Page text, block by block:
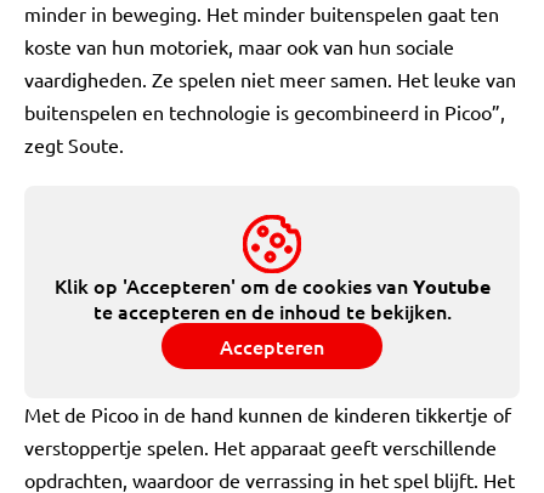
minder in beweging. Het minder buitenspelen gaat ten
koste van hun motoriek, maar ook van hun sociale
vaardigheden. Ze spelen niet meer samen. Het leuke van
buitenspelen en technologie is gecombineerd in Picoo”,
zegt Soute.
Klik op 'Accepteren' om de cookies vanYoutube
te accepteren en de inhoud te bekijken.
Accepteren
Met de Picoo in de hand kunnen de kinderen tikkertje of
verstoppertje spelen. Het apparaat geeft verschillende
opdrachten, waardoor de verrassing in het spel blijft. Het